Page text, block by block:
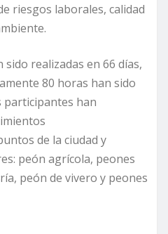
riesgos laborales, calidad
realizadas en 66 días,
80 horas han sido
participantes han
de la ciudad y
peón agrícola, peones
peón de vivero y peones